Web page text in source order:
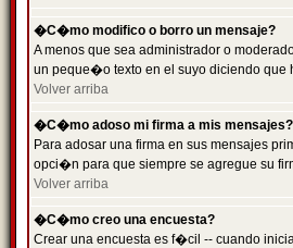
�C�mo modifico o borro un mensaje?
A menos que sea administrador o
un peque�o texto en el suyo diciendo que
Volver arriba
�C�mo adoso mi firma a mis mensajes?
Para adosar una firma en sus mensajes
opci�n para que siempre se agregue su
Volver arriba
�C�mo creo una encuesta?
Crear una encuesta es f�cil -- cuando